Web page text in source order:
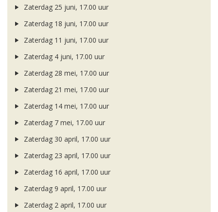
Zaterdag 25 juni, 17.00 uur
Zaterdag 18 juni, 17.00 uur
Zaterdag 11 juni, 17.00 uur
Zaterdag 4 juni, 17.00 uur
Zaterdag 28 mei, 17.00 uur
Zaterdag 21 mei, 17.00 uur
Zaterdag 14 mei, 17.00 uur
Zaterdag 7 mei, 17.00 uur
Zaterdag 30 april, 17.00 uur
Zaterdag 23 april, 17.00 uur
Zaterdag 16 april, 17.00 uur
Zaterdag 9 april, 17.00 uur
Zaterdag 2 april, 17.00 uur